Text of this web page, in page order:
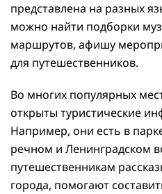
представлена на разных
можно найти подборки
маршрутов, афишу
для путешественников.
Во многих популярных
открыты туристические
Например, они есть в
речном и Ленинградском
путешественникам
города, помогают